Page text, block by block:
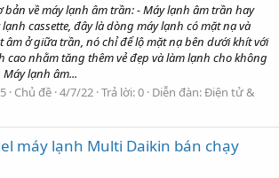
bản về máy lạnh âm trần: - Máy lạnh âm trần hay
cassette, đây là dòng máy lạnh có mặt nạ và
ở giữa trần, nó chỉ để lộ mặt nạ bên dưới khít với
cao nhằm tăng thêm vẻ đẹp và làm lạnh cho không
lạnh âm...
Chủ đề 4/7/22 Trả lời: 0 Diễn đàn:Điện tử &
máy lạnh Multi Daikin bán chạy